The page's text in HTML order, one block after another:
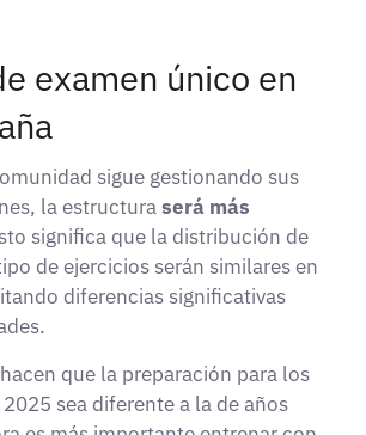
examen único en
sigue gestionando sus
la estructuraserá más
significa que la distribución de
de ejercicios serán similares en
diferencias significativas
que la preparación para los
sea diferente a la de años